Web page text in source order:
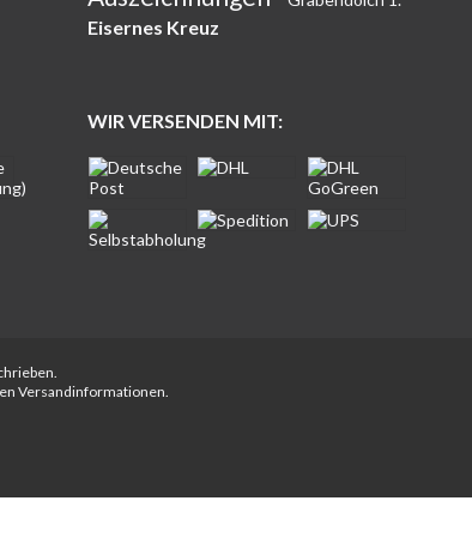
Eisernes Kreuz
WIR VERSENDEN MIT:
Versandinformationen.